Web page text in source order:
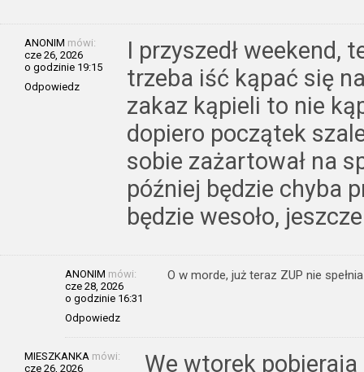
ANONIM mówi:
cze 26, 2026
o godzinie 19:15
Odpowiedz
I przyszedł weekend,
trzeba iść kąpać się
zakaz kąpieli to nie
dopiero początek
sobie zażartował na
później będzie chyba
będzie wesoło,
ANONIM mówi:
cze 28, 2026
o godzinie 16:31
Odpowiedz
O w morde, już teraz ZUP nie
MIESZKANKA mówi:
cze 26, 2026
We wtorek